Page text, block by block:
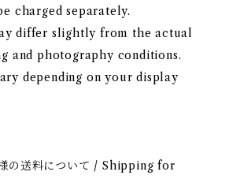
charged separately.
differ slightly from the actual
and photography conditions.
depending on your display
様の送料について / Shipping for